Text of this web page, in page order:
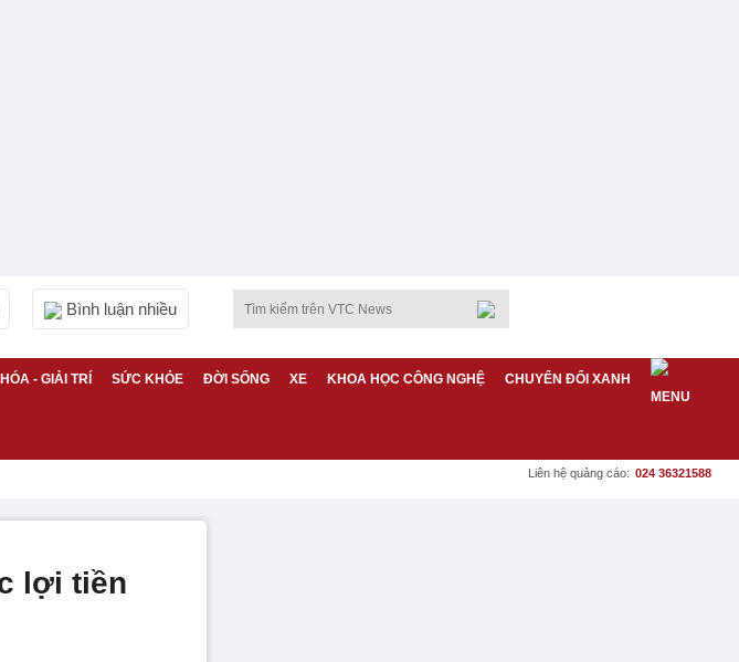
Bình luận nhiều
- GIẢI TRÍ SỨC KHỎE ĐỜI SỐNG XE KHOA HỌC CÔNG NGHỆ CHUYỂN ĐỔI XANH
Liên hệ quảng cáo: 024 36321588
lợi tiền